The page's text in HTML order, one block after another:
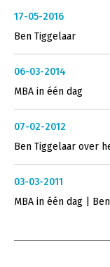
17-05-2016
Ben Tiggelaar
06-03-2014
MBA in één dag
07-02-2012
Ben Tiggelaar over
03-03-2011
MBA in één dag |